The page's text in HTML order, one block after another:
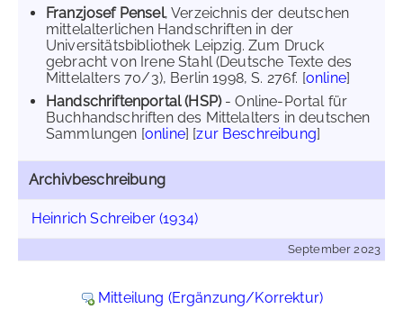
Franzjosef Pensel, Verzeichnis der deutschen
mittelalterlichen Handschriften in der
Universitätsbibliothek Leipzig. Zum Druck
gebracht von Irene Stahl (Deutsche Texte des
Mittelalters 70/3), Berlin 1998, S. 276f. [online]
Handschriftenportal (HSP)- Online-Portal für
Buchhandschriften des Mittelalters in deutschen
Sammlungen [online] [zur Beschreibung]
Archivbeschreibung
Heinrich Schreiber (1934)
September 2023
Mitteilung (Ergänzung/Korrektur)